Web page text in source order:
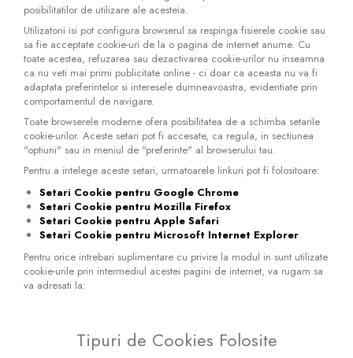
posibilitatilor de utilizare ale acesteia.
Utilizatorii isi pot configura browserul sa respinga fisierele cookie sau
sa fie acceptate cookie-uri de la o pagina de internet anume. Cu
toate acestea, refuzarea sau dezactivarea cookie-urilor nu inseamna
ca nu veti mai primi publicitate online - ci doar ca aceasta nu va fi
adaptata preferintelor si interesele dumneavoastra, evidentiate prin
comportamentul de navigare.
Toate browserele moderne ofera posibilitatea de a schimba setarile
cookie-urilor. Aceste setari pot fi accesate, ca regula, in sectiunea
"optiuni" sau in meniul de "preferinte" al browserului tau.
Pentru a intelege aceste setari, urmatoarele linkuri pot fi folositoare:
Setari Cookie pentru Google Chrome
Setari Cookie pentru Mozilla Firefox
Setari Cookie pentru Apple Safari
Setari Cookie pentru Microsoft Internet Explorer
Pentru orice intrebari suplimentare cu privire la modul in sunt utilizate
cookie-urile prin intermediul acestei pagini de internet, va rugam sa
va adresati la:
Tipuri de Cookies Folosite